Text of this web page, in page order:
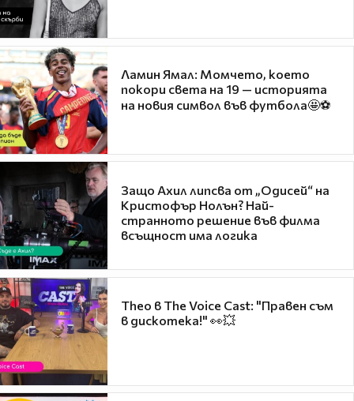
Ламин Ямал: Момчето, което
покори света на 19 — историята
на новия символ във футбола🤩⚽
Защо Ахил липсва от „Одисей“ на
Кристофър Нолън? Най-
странното решение във филма
всъщност има логика
Theo в The Voice Cast: "Правен съм
в дискотека!" 👀💥